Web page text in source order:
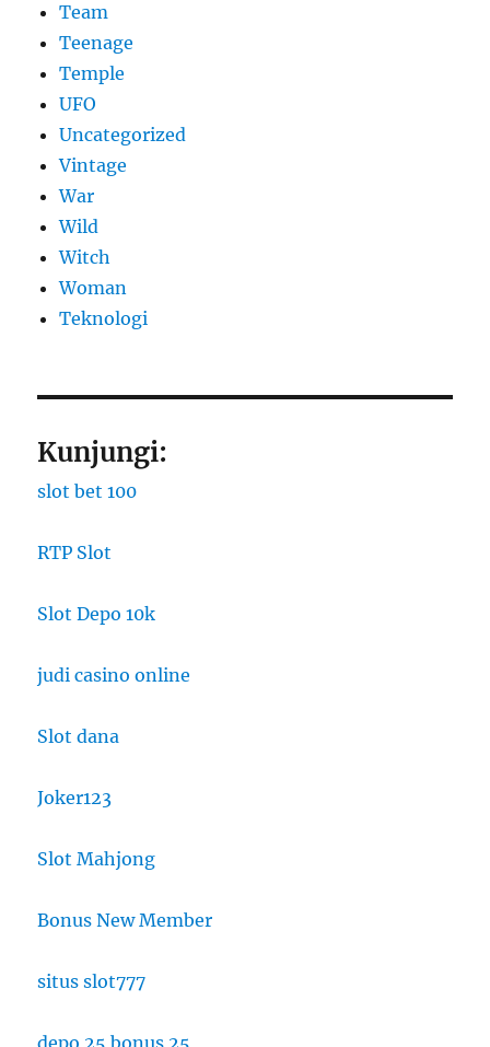
Team
Teenage
Temple
UFO
Uncategorized
Vintage
War
Wild
Witch
Woman
​Teknologi
Kunjungi:
slot bet 100
RTP Slot
Slot Depo 10k
judi casino online
Slot dana
Joker123
Slot Mahjong
Bonus New Member
situs slot777